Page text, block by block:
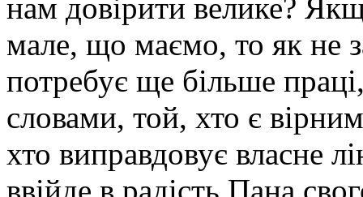
нам довірити велике?
мале, що маємо, то як не
потребує ще більше
словами, той, хто є
хто виправдовує власне
ввійде в радість Пана